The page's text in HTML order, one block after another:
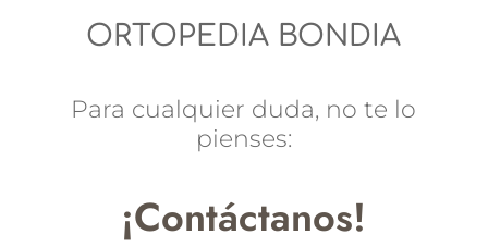
ORTOPEDIA BONDIA
Para cualquier duda, no te lo
pienses:
¡Contáctanos!